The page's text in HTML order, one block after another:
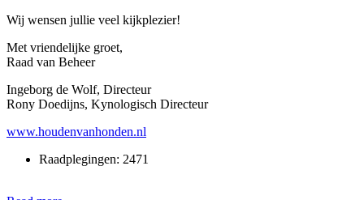
Wij wensen jullie veel kijkplezier!
Met vriendelijke groet,
Raad van Beheer
Ingeborg de Wolf, Directeur
Rony Doedijns, Kynologisch Directeur
www.houdenvanhonden.nl
Raadplegingen: 2471